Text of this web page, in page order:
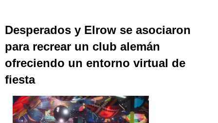
Desperados y Elrow se asociaron
para recrear un club alemán
ofreciendo un entorno virtual de
fiesta